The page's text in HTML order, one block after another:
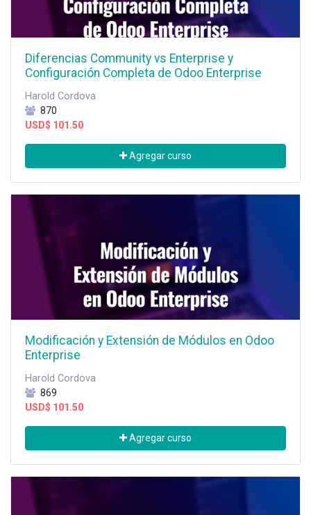
Diferencias Community vs Enterprise y
Configuración Completa de Odoo Enterprise
Harold Cordova
870
USD$ 101.50
Agregar curso
Modificación y Extensión de Módulos en Odoo
Enterprise
Harold Cordova
869
USD$ 101.50
Agregar curso